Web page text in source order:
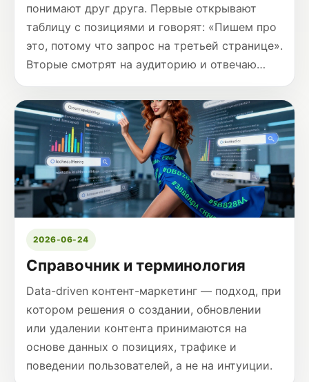
понимают друг друга. Первые открывают
таблицу с позициями и говорят: «Пишем про
это, потому что запрос на третьей странице».
Вторые смотрят на аудиторию и отвечаю…
2026-06-24
Справочник и терминология
Data-driven контент-маркетинг — подход, при
котором решения о создании, обновлении
или удалении контента принимаются на
основе данных о позициях, трафике и
поведении пользователей, а не на интуиции.